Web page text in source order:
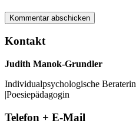
Kontakt
Judith Manok-Grundler
Individualpsychologische
|Poesiepädagogin
Telefon + E-Mail